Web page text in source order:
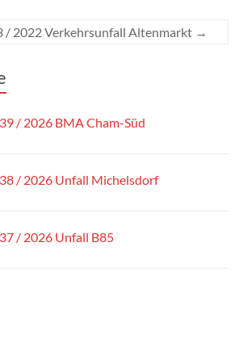
/ 2022 Verkehrsunfall Altenmarkt →
/ 2026 BMA Cham-Süd
/ 2026 Unfall Michelsdorf
/ 2026 Unfall B85